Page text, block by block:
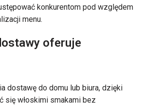
konkurentom pod względem
menu.
oferuje
dostawę do domu lub biura, dzięki
się włoskimi smakami bez